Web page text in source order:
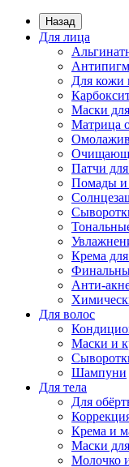
Назад
Для лица
Для кожи
Маски
Матрица
Патчи для
Помады и
Крема
Анти-
Для волос
Маски и
Шампуни
Для тела
Для
Крема и
Маски
Молочко